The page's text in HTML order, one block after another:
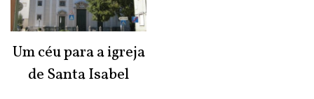
Um céu para a igreja
de Santa Isabel